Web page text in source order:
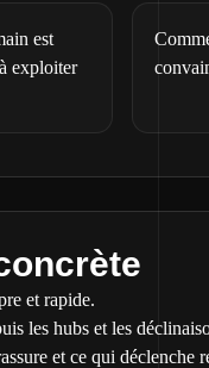
est
exploiter
et rapide.
les hubs et les
et ce qui déclenche